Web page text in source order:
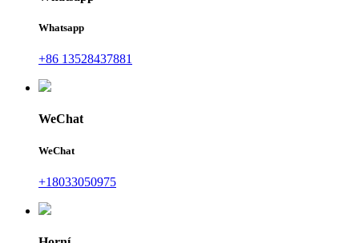
Whatsapp
+86 13528437881
WeChat
WeChat
+18033050975